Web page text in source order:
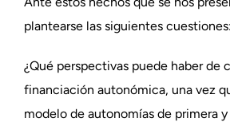
plantearse las siguientes cuestiones:
¿Qué perspectivas puede haber de
financiación autonómica, una vez
modelo de autonomías de primera